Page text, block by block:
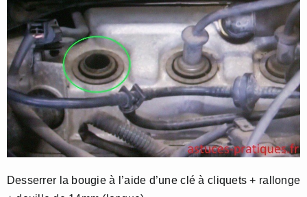
Desserrer la bougie à l’aide d’une clé à cliquets + rallonge